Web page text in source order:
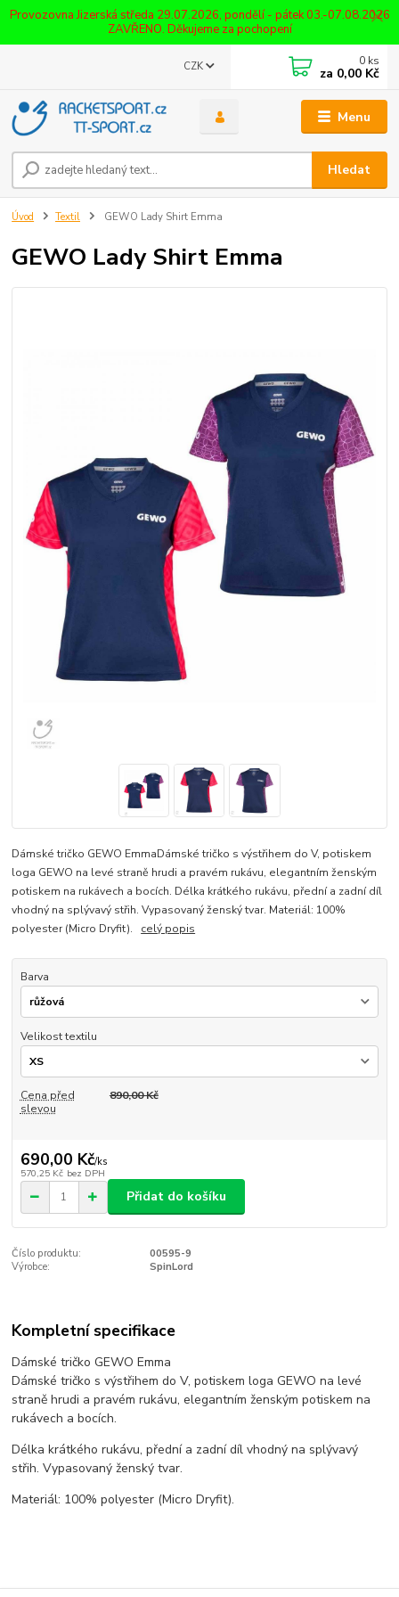
Provozovna Jizerská středa 29.07.2026, pondělí - pátek 03.-07.08.2026
ZAVŘENO. Děkujeme za pochopení
Menu
CZK
Hledat
0 ks
za 0,00 Kč
Úvod Textil GEWO Lady Shirt Emma
GEWO Lady Shirt Emma
Dámské tričko GEWO EmmaDámské tričko s výstřihem do V, potiskem
loga GEWO na levé straně hrudi a pravém rukávu, elegantním ženským
potiskem na rukávech a bocích. Délka krátkého rukávu, přední a zadní díl
vhodný na splývavý střih. Vypasovaný ženský tvar. Materiál: 100%
polyester (Micro Dryfit). celý popis
Barva
Velikost textilu
Cena před
slevou
890,00 Kč
690,00 Kč/ks
570,25 Kč bez DPH
Přidat do košíku
Číslo produktu:
00595-9
Výrobce:
SpinLord
Kompletní specifikace
Dámské tričko GEWO Emma
Dámské tričko s výstřihem do V, potiskem loga GEWO na levé
straně hrudi a pravém rukávu, elegantním ženským potiskem na
rukávech a bocích.
Délka krátkého rukávu, přední a zadní díl vhodný na splývavý
střih. Vypasovaný ženský tvar.
Materiál: 100% polyester (Micro Dryfit).